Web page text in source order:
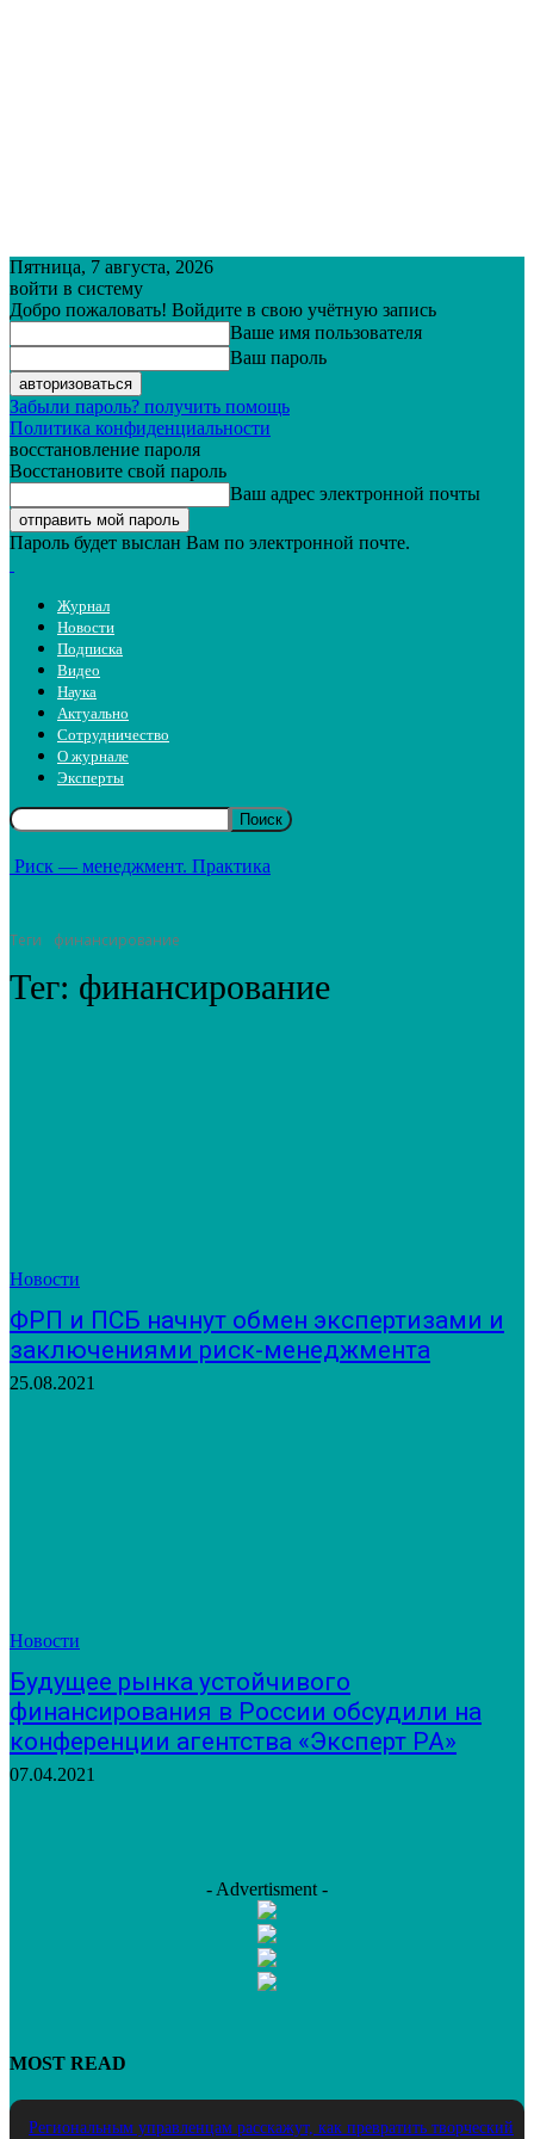
Пятница, 7 августа, 2026
войти в систему
Добро пожаловать! Войдите в свою учётную запись
Ваше имя пользователя
Ваш пароль
Забыли пароль? получить помощь
Политика конфиденциальности
восстановление пароля
Восстановите свой пароль
Ваш адрес электронной почты
Пароль будет выслан Вам по электронной почте.
Журнал
Новости
Подписка
Видео
Наука
Актуально
Сотрудничество
О журнале
Эксперты
Риск — менеджмент. Практика
Теги финансирование
Тег: финансирование
Новости
ФРП и ПСБ начнут обмен экспертизами и
заключениями риск-менеджмента
25.08.2021
Новости
Будущее рынка устойчивого
финансирования в России обсудили на
конференции агентства «Эксперт РА»
07.04.2021
- Advertisment -
MOST READ
Региональным управленцам расскажут, как превратить творческий